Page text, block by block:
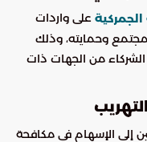
الجمركية على واردات
وحمايته، وذلك
من الجهات ذات
إلى الإسهام في مكافحة